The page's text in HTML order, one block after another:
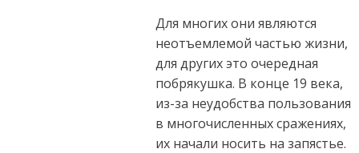
вместе!
Для многих они являются
неотъемлемой частью жизни,
для других это очередная
побрякушка. В конце 19 века,
из-за неудобства пользования
в многочисленных сражениях,
их начали носить на запястье.